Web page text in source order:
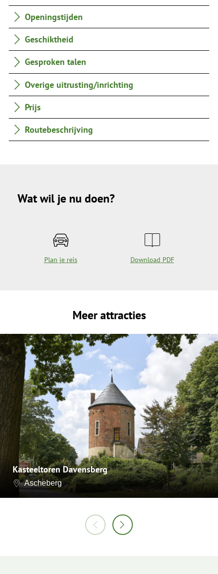
Openingstijden
Geschiktheid
Gesproken talen
Overige uitrusting/inrichting
Prijs
Routebeschrijving
Wat wil je nu doen?
Plan je reis Download PDF
Meer attracties
Kasteeltoren Davensberg
Ascheberg